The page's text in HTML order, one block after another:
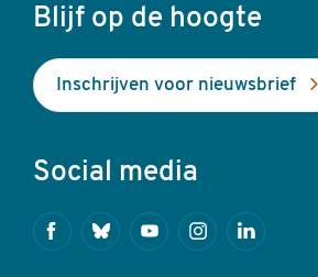
Blijf op de hoogte
Inschrijven voor nieuwsbrief
Social media
FacebookBlueskyYoutubeInstagramLinkedin